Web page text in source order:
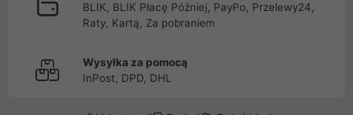
BLIK, BLIK Płacę Później, PayPo, Przelewy24,
Raty, Kartą, Za pobraniem
Wysyłka za pomocą
InPost, DPD, DHL